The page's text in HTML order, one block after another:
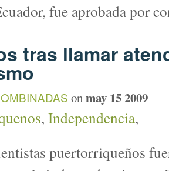
fue aprobada por
tras llamar
onmay 15 2009
, Independencia,
puertorriqueños